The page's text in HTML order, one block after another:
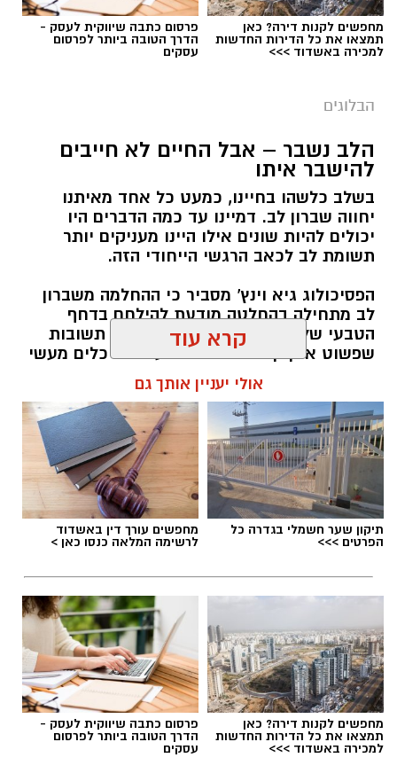
מחפשים לקנות דירה? כאן
תמצאו את כל הדירות החדשות
למכירה באשדוד >>>
פרסום כתבה שיווקית לעסק -
הדרך הטובה ביותר לפרסום
עסקים
הבלוגים
הלב נשבר – אבל החיים לא חייבים
להישבר איתו
בשלב כלשהו בחיינו, כמעט כל אחד מאיתנו
יחווה שברון לב. דמיינו עד כמה הדברים היו
יכולים להיות שונים אילו היינו מעניקים יותר
תשומת לב לכאב הרגשי הייחודי הזה.
הפסיכולוג גיא וינץ' מסביר כי ההחלמה משברון
לב מתחילה בהחלטה מודעת להילחם בדחף
הטבעי שלנו לייפות את העבר ולחפש תשובות
שפשוט אינן קיימות. הוא מציע ארגז כלים מעשי
שיעזור לנו, בהדרגה, להשתחרר מהכאב ולהמשיך
הלב שלנו אולי נשבר לפעמים, אבל אנחנו לא
חייבים להישבר יחד איתו.
מערכת האתר / 09:04 23.07.26
תגים:טד
קרא עוד
אולי יעניין אותך גם
תיקון שער חשמלי בגדרה כל
הפרטים >>>
מחפשים עורך דין באשדוד
לרשימה המלאה כנסו כאן >
מחפשים לקנות דירה? כאן
תמצאו את כל הדירות החדשות
למכירה באשדוד >>>
פרסום כתבה שיווקית לעסק -
הדרך הטובה ביותר לפרסום
עסקים